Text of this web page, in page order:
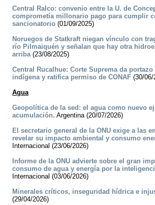
Central Ralco: convenio entre la U. de
comprometía millonario pago para cumplir
sancionatorio (01/09/2025)
Noruegos de Statkraft niegan vínculo con
río Pilmaiquén y señalan que hay otra
arriba(23/08/2025)
Central Rucalhue: Corte Suprema da
indígena y ratifica permiso de CONAF (30/06/
Agua
Geopolítica de la sed: el agua como nuevo
acumulación. Argentina (20/07/2026)
El secretario general de la ONU exige a las
revelar su impacto ambiental y consumo
Internacional (23/06/2026)
Informe de la ONU advierte sobre el gran
consumo de agua y energía por la
Internacional (03/06/2026)
Minerales críticos, inseguridad hídrica e
(29/04/2026)